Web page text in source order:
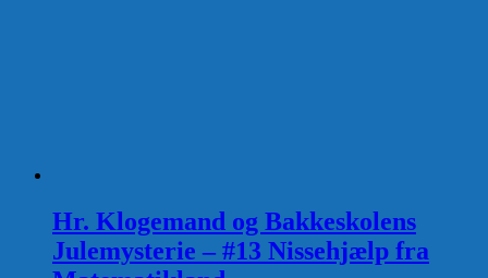
Hr. Klogemand og Bakkeskolens
Julemysterie – #13 Nissehjælp fra